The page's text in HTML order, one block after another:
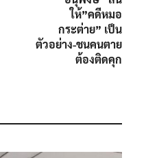
ให้”คดีหมอ
กระต่าย” เป็น
ตัวอย่าง-ชนคนตาย
ต้องติดคุก